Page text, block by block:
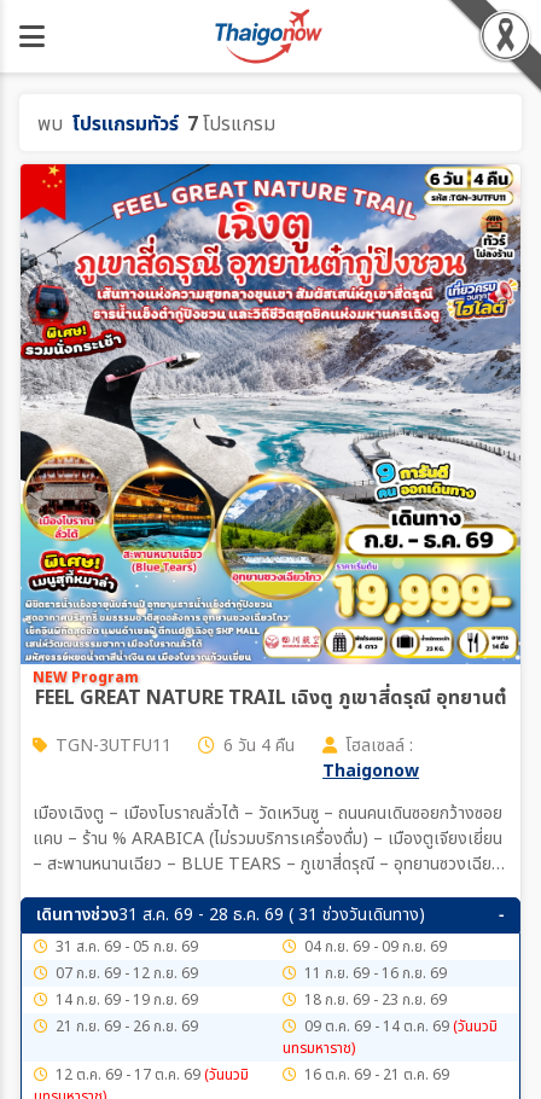
พบ โปรแกรมทัวร์ 7โปรแกรม
FEEL GREAT NATURE TRAIL เฉิงตู ภูเขาสี่ดรุณี อุทยานต๋า
NEW Program
TGN-3UTFU11 6 วัน 4 คืน
โฮลเซลล์ :
Thaigonow
เมืองเฉิงตู – เมืองโบราณลั่วไต้ – วัดเหวินซู – ถนนคนเดินซอยกว้างซอย
แคบ – ร้าน % ARABICA (ไม่รวมบริการเครื่องดื่ม) – เมืองตูเจียงเยี่ยน
– สะพานหนานเฉียว – BLUE TEARS – ภูเขาสี่ดรุณี – อุทยานซวงเฉียว
อุทยานธารน้ำแข็งต๋ากู่ปิงชวน(รวมบริการรถบัสอุทยาน+กระเช้าขึ้น-ลง) –
เมืองตูเจียงเยี่ยน – จัตุรัสหย่างเทียนวู่ – รูปปั้นแพนด้าเซลฟี – ห้องสมุด
จงซูเก๋อ – เมืองเฉิงตู – ย่านตงเจียวจี้อี้ – ตึกแฝดเฉิงตู – SKP MALL
– วัดต้าฉือ – ถนนคนเดินชุนซีลู่ – แพนด้ายักษ์ปีนตึกIFS – ถนนคนเดินไท่
กู่หลี่
เดินทางช่วง31 ส.ค. 69 - 28 ธ.ค. 69 ( 31 ช่วงวันเดินทาง)
31 ส.ค. 69 - 05 ก.ย. 69
04 ก.ย. 69 - 09 ก.ย. 69
07 ก.ย. 69 - 12 ก.ย. 69
11 ก.ย. 69 - 16 ก.ย. 69
14 ก.ย. 69 - 19 ก.ย. 69
18 ก.ย. 69 - 23 ก.ย. 69
21 ก.ย. 69 - 26 ก.ย. 69
09 ต.ค. 69 - 14 ต.ค. 69(วันนวมิ
นทรมหาราช)
12 ต.ค. 69 - 17 ต.ค. 69(วันนวมิ
16 ต.ค. 69 - 21 ต.ค. 69